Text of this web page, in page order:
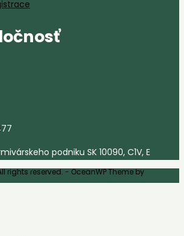
podniku SK 10090, C1V, E
rights reserved. - OceanWP Theme by